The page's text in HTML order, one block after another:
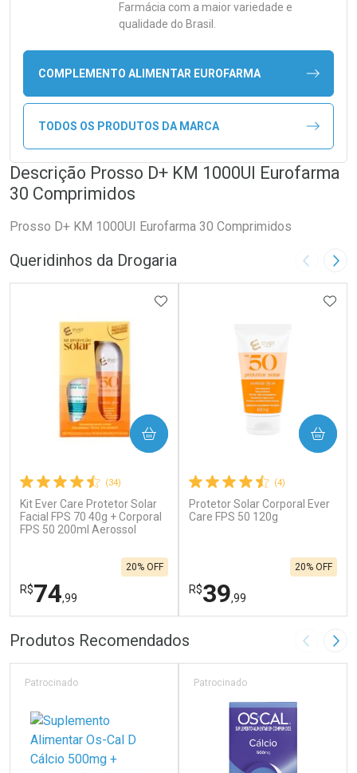
Farmácia com a maior variedade e
qualidade do Brasil.
COMPLEMENTO ALIMENTAR EUROFARMA
TODOS OS PRODUTOS DA MARCA
Descrição Prosso D+ KM 1000UI Eurofarma
30 Comprimidos
Prosso D+ KM 1000UI Eurofarma 30 Comprimidos
Queridinhos da Drogaria Imagem
(34)
Kit Ever Care Protetor Solar
Facial FPS 70 40g + Corporal
FPS 50 200ml Aerossol
R$74,99
20% OFF
ADICIONAR AOS FAVORITOS
COMPRAR
FECHAR
Laboratório
FECHAR
Por Menos
(4)
Protetor Solar Corporal Ever
Care FPS 50 120g
R$39,99
20% OFF
COMPRAR
Laboratório
Por Menos
Produtos Recomendados Imagem
Patrocinado Patrocinado